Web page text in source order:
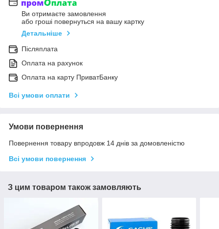
Ви отримаєте замовлення
або гроші повернуться на вашу картку
Детальніше
Післяплата
Оплата на рахунок
Оплата на карту ПриватБанку
Всі умови оплати
Умови повернення
Повернення товару впродовж 14 днів за домовленістю
Всі умови повернення
З цим товаром також замовляють